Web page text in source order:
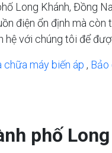
Long Khánh, Đồng
điện ổn định mà
hệ với chúng tôi để
chữa máy biến áp , Bảo
phố